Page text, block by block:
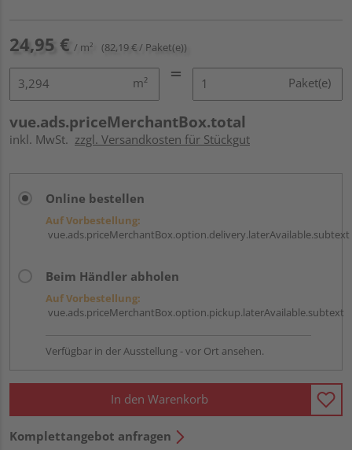
24,95 € / m² (82,19 € / Paket(e))
m² Paket(e)
vue.ads.priceMerchantBox.total
inkl. MwSt. zzgl. Versandkosten für Stückgut
Online bestellen
Auf Vorbestellung:
vue.ads.priceMerchantBox.option.delivery.laterAvailable.subtext
Beim Händler abholen
Auf Vorbestellung:
vue.ads.priceMerchantBox.option.pickup.laterAvailable.subtext
Verfügbar in der Ausstellung - vor Ort ansehen.
In den Warenkorb
Komplettangebot anfragen